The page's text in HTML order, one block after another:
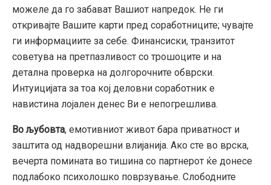
можеле да го забават Вашиот напредок. Не ги
откривајте Вашите карти пред соработниците; чувајте
ги информациите за себе. Финансиски, транзитот
советува на претпазливост со трошоците и на
детална проверка на долгорочните обврски.
Интуицијата за тоа кој деловни соработник е
навистина лојален денес Ви е непогрешлива.
Во љубовта, емотивниот живот бара приватност и
заштита од надворешни влијанија. Ако сте во врска,
вечерта помината во тишина со партнерот ќе донесе
подлабоко психолошко поврзување. Слободните